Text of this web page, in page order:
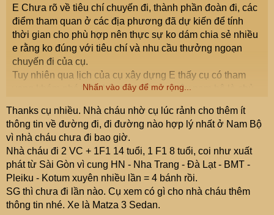
Mỹ Tho - Bến Tre 20km
Bến Tre - Vĩnh Long 90km
-Bến tre và Trà vinh là 2 tỉnh khá biệt lập trên trục giao
thông bắc nam(là trục thứ 3 chạy dọc bờ biển), hơn nữa
cảnh quan không có gì nhiều và khó sắp xếp cho 1
chuyến đi ko dư giả thời gian vì muốn đi hết thì phải đi
ziczac như lịch của Cụ, Theo E Cụ nên để lại và đi bằng
1 tour khác (Có thể tham khảo thêm:
http://www.otofun.net/threads/508832-tan-man-2013-di-
va-cam-nhan/page23 ), nếu theo cung phía tây thì cần thơ
xuống Sóc trăng, Bạc liêu rồi Cà mau để hôm sau xuống
Đất mũi rồi sang Rạch giá, Hà tiên... Phú quốc..rồi đi ra
ngược theo cung phía đông(2)
06- Vĩnh Long - Trà Vinh 65km
Trà Vinh - Sóc Trăng 65km
Sóc Trăng - Bạc Liêu 52km
E Chưa rõ về tiêu chí chuyến đi, thành phần đoàn đi, các
điểm tham quan ở các địa phương đã dự kiến để tính
thời gian cho phù hợp nên thực sự ko dám chia sẻ nhiều
e rằng ko đúng với tiêu chí và nhu cầu thưởng ngoạn
chuyến đi của cụ.
Tuy nhiên qua lịch của cụ xây dựng E thấy cụ có tham
vọng khám phá toàn bộ miền đông và tây nam bộ là chủ
khám phá 1 vòng xuyên việt. Đi xuống đất miền tây có 3
trục chính ta phải chọn 2: cung phía đông Đồng tháp-
Châu đốc-Hà tiên; cung giữa Mỹ tho-Vĩnh long -Cần thơ-
Sóc trăng(hoặc Vị thanh)- bạc liêu-Cà mau; Cung ven
biển (các cửa sông cửu long) Mỹ tho-Bến tre- Trà vinh-
Sóc trăng-... (cung này cắt qua hạ lưu nhiều sông và cũng
qua nhiều phà nếu đi oto nên cân nhắc.
E chỉ xin có một vài ý kiến chung bổ sung như sau:
Nhấn vào đây để mở rộng...
Thanks cụ nhiều. Nhà cháu nhờ cụ lúc rảnh cho thêm ít
thông tin về đường đi, đi đường nào hợp lý nhất ở Nam Bộ
vì nhà cháu chưa đi bao giờ.
Nhà cháu đi 2 VC + 1F1 14 tuổi, 1 F1 8 tuổi, coi như xuất
phát từ Sài Gòn vì cung HN - Nha Trang - Đà Lạt - BMT -
Pleiku - Kotum xuyên nhiều lần = 4 bánh rồi.
SG thì chưa đi lần nào. Cụ xem có gì cho nhà cháu thêm
thông tin nhé. Xe là Matza 3 Sedan.